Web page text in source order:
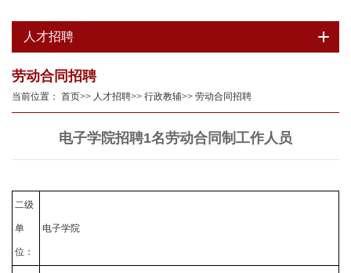
人才招聘
劳动合同招聘
当前位置： 首页>> 人才招聘>> 行政教辅>> 劳动合同招聘
电子学院招聘1名劳动合同制工作人员
二级
单
位：
电子学院